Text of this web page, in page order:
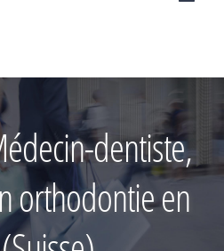
dentiste,
orthodontie en